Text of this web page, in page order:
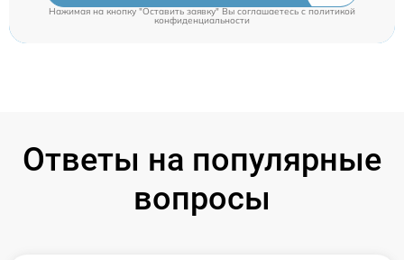
Нажимая на кнопку "Оставить заявку" Вы соглашаетесь c политикой
конфиденциальности
Ответы на популярные
вопросы